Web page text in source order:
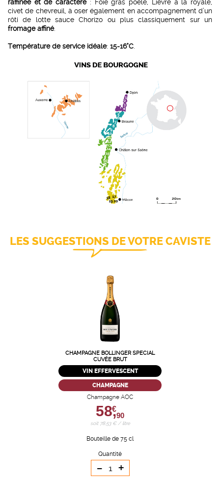
raffinée et de caractère: Foie gras poêlé, Lièvre à la royale,
civet de chevreuil, à oser également en accompagnement d’un
rôti de lotte sauce Chorizo ou plus classiquement sur un
fromage affiné.
Température de service idéale: 15-16°C
LES SUGGESTIONS DE VOTRE CAVISTE
CHAMPAGNE BOLLINGER SPECIAL
CUVÉE BRUT
VIN EFFERVESCENT
CHAMPAGNE
Champagne AOC
58,
€
90
soit 78,53 € / litre
Bouteille de 75 cl
Quantité
- +